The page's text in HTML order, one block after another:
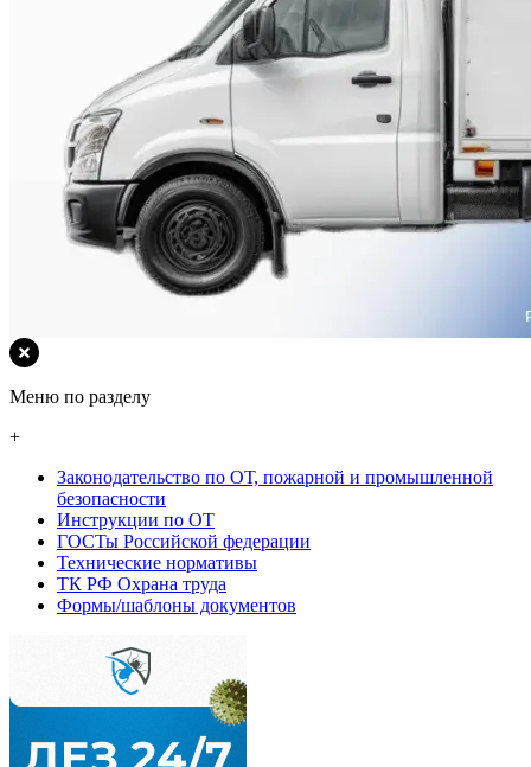
Меню по разделу
+
Законодательство по ОТ, пожарной и промышленной
безопасности
Инструкции по ОТ
ГОСТы Российской федерации
Технические нормативы
ТК РФ Охрана труда
Формы/шаблоны документов